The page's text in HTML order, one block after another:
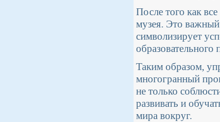
После того как
музея. Это важный
символизирует
образовательного
Таким образом,
многогранный
не только
развивать и
мира вокруг.